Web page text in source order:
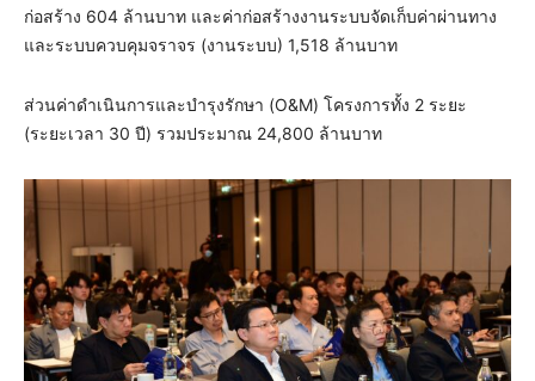
ก่อสร้าง 604 ล้านบาท และค่าก่อสร้างงานระบบจัดเก็บค่าผ่านทาง
และระบบควบคุมจราจร (งานระบบ) 1,518 ล้านบาท
ส่วนค่าดำเนินการและบำรุงรักษา (O&M) โครงการทั้ง 2 ระยะ
(ระยะเวลา 30 ปี) รวมประมาณ 24,800 ล้านบาท